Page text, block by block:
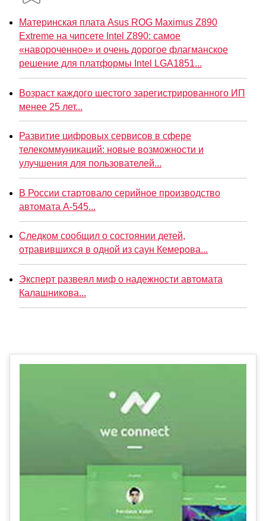
Материнская плата Asus ROG Maximus Z890
Extreme на чипсете Intel Z890: самое
«навороченное» и очень дорогое флагманское
решение для платформы Intel LGA1851...
Возраст каждого шестого зарегистрированного ИП
менее 25 лет...
Развитие цифровых сервисов в сфере
телекоммуникаций: новые возможности и
улучшения для пользователей...
В России стартовало серийное производство
автомата А-545...
Следком сообщил о состоянии детей,
отравившихся в одной из саун Кемерова...
Эксперт развеял миф о надежности автомата
Калашникова...